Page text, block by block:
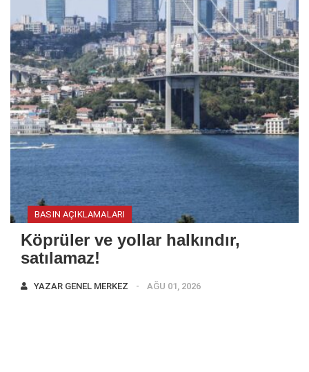
BASIN AÇIKLAMALARI
Köprüler ve yollar halkındır,
satılamaz!
YAZAR GENEL MERKEZ AĞU 01, 2026